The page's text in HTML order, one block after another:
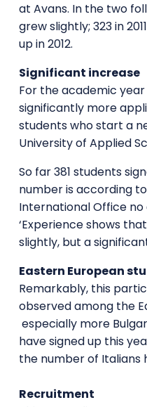
at Avans. In the two
grew slightly; 323 in
up in 2012.
Significant increase
For the academic
significantly more
students who start a
University of Applied
So far 381 students
number is according
International Office
‘Experience shows
slightly, but a
Eastern European
Remarkably, this
observed among the
especially more
have signed up this
the number of Italians
Recruitment